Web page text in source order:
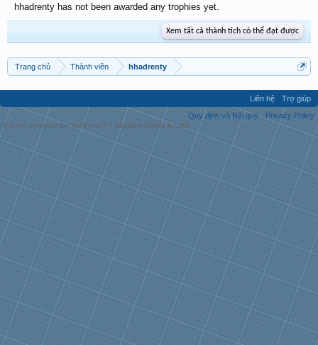
hhadrenty has not been awarded any trophies yet.
Xem tất cả thành tích có thể đạt được
Trang chủ Thành viên hhadrenty
Liên hệ
Trợ giúp
Quy định và Nội quy
Privacy Policy
Forum software by XenForo™ | Media embeds by s9e